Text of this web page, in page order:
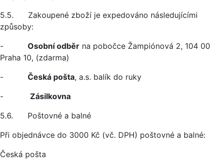
5.5. Zakoupené zboží je expedováno následujícími
způsoby:
- Osobní odběr na pobočce Žampiónová 2, 104 00
Praha 10, (zdarma)
- Česká pošta, a.s. balík do ruky
- Zásilkovna
5.6. Poštovné a balné
Při objednávce do 3000 Kč (vč. DPH) poštovné a balné:
Česká pošta